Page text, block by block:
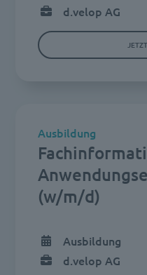
d.velop AG
(w/m/d)
Ausbildung
Ausbildung
d.velop AG